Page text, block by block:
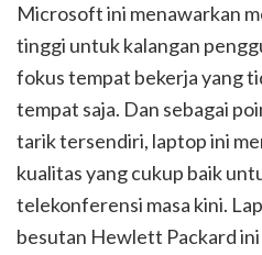
Microsoft ini menawarkan
tinggi untuk kalangan
fokus tempat bekerja yang
tempat saja. Dan sebagai
tarik tersendiri, laptop ini
kualitas yang cukup baik
telekonferensi masa kini.
besutan Hewlett Packard